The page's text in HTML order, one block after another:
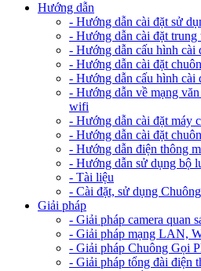
Hướng dẫn
- Hướng dẫn cài đặt sử
- Hướng dẫn cài đặt trung
- Hướng dẫn cấu hình cài
- Hướng dẫn cài đặt
- Hướng dẫn cấu hình cài
- Hướng dẫn về mạng
wifi
- Hướng dẫn cài đặt máy
- Hướng dẫn cài đặt
- Hướng dẫn điện thông
- Hướng dẫn sử dụng bộ
- Tài liệu
- Cài đặt, sử dụng
Giải pháp
- Giải pháp camera quan
- Giải pháp mạng LAN,
- Giải pháp Chuông Gọi
- Giải pháp tổng đài điện